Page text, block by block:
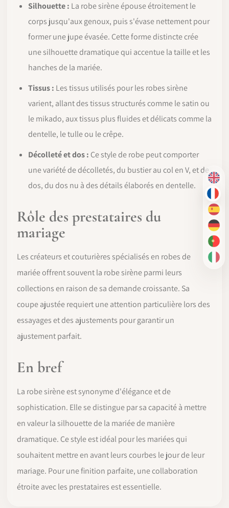
EN
FR
ES
DE
PT-
IT
Silhouette : La robe sirène épouse étroitement le
corps jusqu'aux genoux, puis s'évase nettement pour
former une jupe évasée. Cette forme distincte crée
une silhouette dramatique qui accentue la taille et les
hanches de la mariée.
Tissus : Les tissus utilisés pour les robes sirène
varient, allant des tissus structurés comme le satin ou
le mikado, aux tissus plus fluides et délicats comme la
dentelle, le tulle ou le crêpe.
Décolleté et dos : Ce style de robe peut comporter
une variété de décolletés, du bustier au col en V, et de
dos, du dos nu à des détails élaborés en dentelle.
Rôle des prestataires du
mariage
Les créateurs et couturières spécialisés en robes de
mariée offrent souvent la robe sirène parmi leurs
collections en raison de sa demande croissante. Sa
coupe ajustée requiert une attention particulière lors des
essayages et des ajustements pour garantir un
ajustement parfait.
En bref
La robe sirène est synonyme d'élégance et de
sophistication. Elle se distingue par sa capacité à mettre
en valeur la silhouette de la mariée de manière
dramatique. Ce style est idéal pour les mariées qui
souhaitent mettre en avant leurs courbes le jour de leur
mariage. Pour une finition parfaite, une collaboration
étroite avec les prestataires est essentielle.